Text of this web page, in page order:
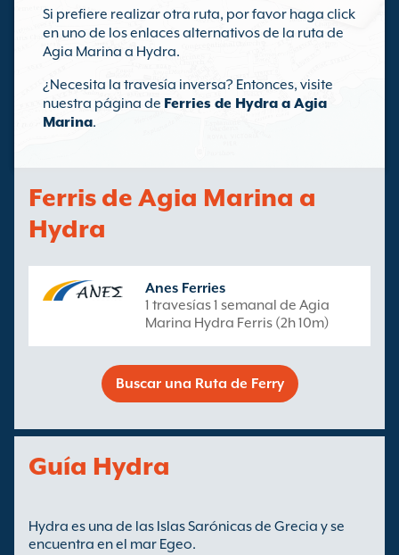
Si prefiere realizar otra ruta, por favor haga click
en uno de los enlaces alternativos de la ruta de
Agia Marina a Hydra.
¿Necesita la travesía inversa? Entonces, visite
nuestra página de Ferries de Hydra a Agia
Marina.
Ferris de Agia Marina a
Hydra
Anes Ferries
1 travesías 1 semanal de Agia
Marina Hydra Ferris (2h 10m)
Buscar una Ruta de Ferry
Guía Hydra
Hydra es una de las Islas Sarónicas de Grecia y se
encuentra en el mar Egeo.